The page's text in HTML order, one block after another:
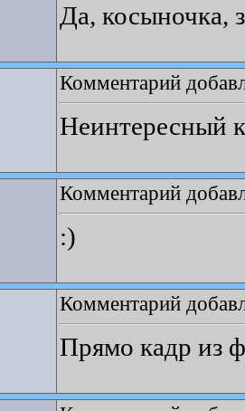
Да, косыночка,
Комментарий
Неинтересный
Комментарий
:)
Комментарий
Прямо кадр из